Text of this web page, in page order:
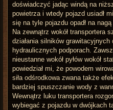
doświadczyć jadąc windą na
powietrza i wtedy pojazd usiadł
się na tyle pojazdu opadł na
Na zewnątrz wokół transportera
działania silników
hydraulicznych podporach.
nieustanne wokół pyłów wokół
powiedział mi, że powodem
siła odśrodkowa zwana także
bardziej spuszczanie wody z
Wewnątrz luku transportera
wybiegać z pojazdu w dwójkach